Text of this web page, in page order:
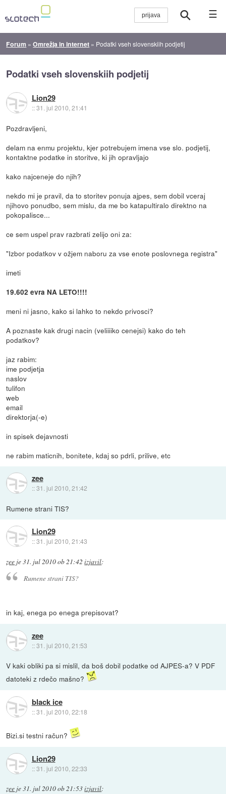
☰
Forum »Omrežja in internet » Podatki vseh slovenskiih podjetij
Podatki vseh slovenskiih podjetij
Lion29
::31. jul 2010, 21:41
Pozdravljeni,
delam na enmu projektu, kjer potrebujem imena vse slo. podjetij,
kontaktne podatke in storitve, ki jih opravljajo
kako najceneje do njih?
nekdo mi je pravil, da to storitev ponuja ajpes, sem dobil vceraj
njihovo ponudbo, sem mislu, da me bo katapultiralo direktno na
pokopalisce...
ce sem uspel prav razbrati zelijo oni za:
"Izbor podatkov v ožjem naboru za vse enote poslovnega registra"
imeti
19.602 evra NA LETO!!!!
meni ni jasno, kako si lahko to nekdo privosci?
A poznaste kak drugi nacin (veliiiiko cenejsi) kako do teh
podatkov?
jaz rabim:
ime podjetja
naslov
tulifon
web
email
direktorja(-e)
in spisek dejavnosti
ne rabim maticnih, bonitete, kdaj so pdrli, prilive, etc
zee
::31. jul 2010, 21:42
Rumene strani TIS?
Lion29
::31. jul 2010, 21:43
zee je31. jul 2010 ob 21:42 izjavil:
Rumene strani TIS?
in kaj, enega po enega prepisovat?
zee
::31. jul 2010, 21:53
V kaki obliki pa si mislil, da boš dobil podatke od AJPES-a? V PDF
datoteki z rdečo mašno?
black ice
::31. jul 2010, 22:18
Bizi.si testni račun?
Lion29
::31. jul 2010, 22:33
zee je31. jul 2010 ob 21:53izjavil: